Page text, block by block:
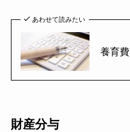
あわせて読みたい
養育費
財産分与